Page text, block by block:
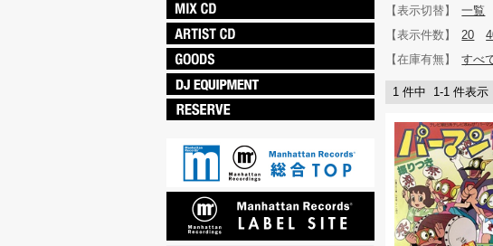
【表示切替】
一覧
【表示件数】
20
【在庫有無】
すべ
1 件中 1-1 件表示